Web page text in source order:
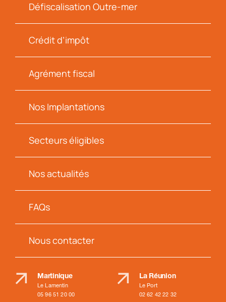
Défiscalisation Outre-mer
Crédit d’impôt
Agrément fiscal
Nos Implantations
Secteurs éligibles
Nos actualités
FAQs
Nous contacter
Martinique
Le Lamentin
05 96 51 20 00
La Réunion
Le Port
02 62 42 22 32